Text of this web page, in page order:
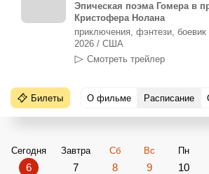
Эпическая поэма Гомера в
Кристофера Нолана
приключения, фэнтези, боевик
2026 / США
Смотреть трейлер
Билеты О фильме Расписание
Сегодня
6
Завтра
7
Сб
8
Вс
9
Пн
10